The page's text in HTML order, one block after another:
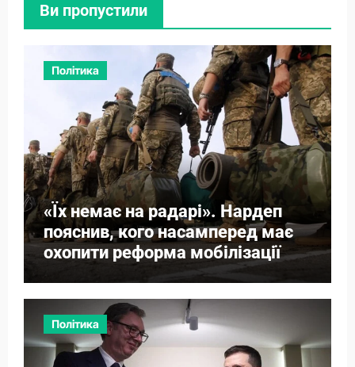
Ви пропустили
Політика
«Їх немає на радарі». Нардеп
пояснив, кого насамперед має
охопити реформа мобілізації
Політика